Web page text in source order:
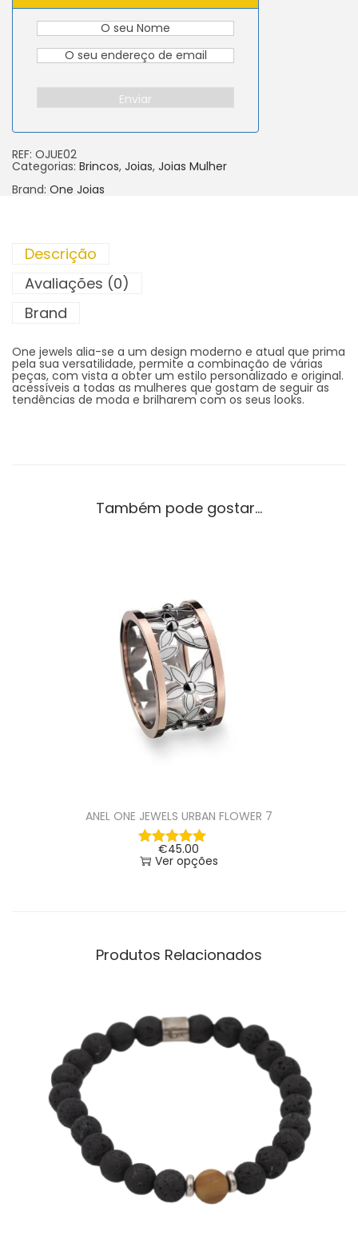
Enviar
REF: OJUE02
Categorias: Brincos, Joias, Joias Mulher
Brand: One Joias
Descrição
Avaliações (0)
Brand
One jewels alia-se a um design moderno e atual que prima
pela sua versatilidade, permite a combinação de várias
peças, com vista a obter um estilo personalizado e original.
acessíveis a todas as mulheres que gostam de seguir as
tendências de moda e brilharem com os seus looks.
Também pode gostar…
ANEL ONE JEWELS URBAN FLOWER 7
€45.00
Ver opções
Produtos Relacionados